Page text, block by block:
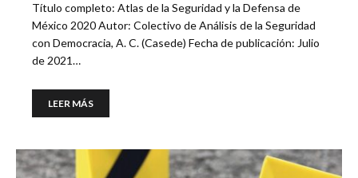
Título completo: Atlas de la Seguridad y la Defensa de
México 2020 Autor: Colectivo de Análisis de la Seguridad
con Democracia, A. C. (Casede) Fecha de publicación: Julio
de 2021…
LEER MÁS